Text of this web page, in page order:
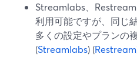
Streamlabs、
利用可能ですが、同じ
多くの設定やプランの
(Streamlabs) (Restream